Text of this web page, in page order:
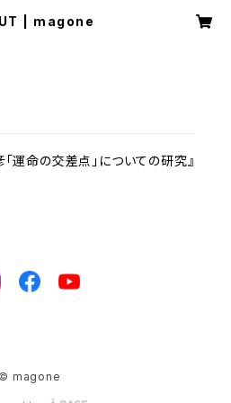
| magone
運命の交差点」についての研究』
© magone